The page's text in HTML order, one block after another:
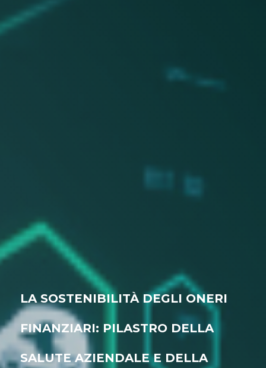
LA SOSTENIBILITÀ DEGLI ONERI
FINANZIARI: PILASTRO DELLA
SALUTE AZIENDALE E DELLA